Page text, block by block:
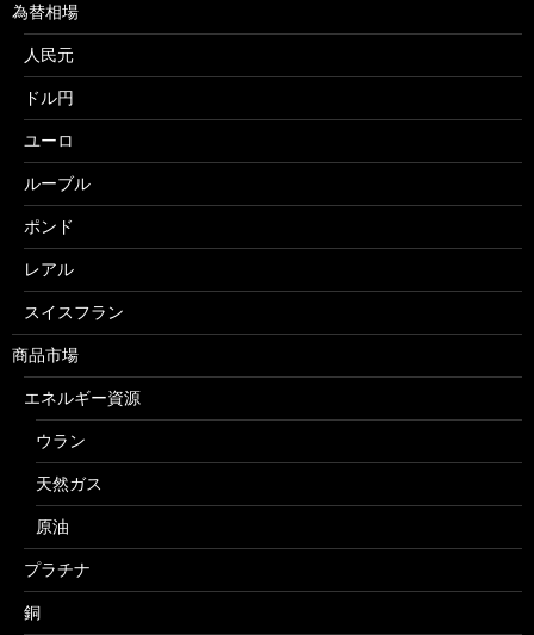
為替相場
人民元
ドル円
ユーロ
ルーブル
ポンド
レアル
スイスフラン
商品市場
エネルギー資源
ウラン
天然ガス
原油
プラチナ
銅